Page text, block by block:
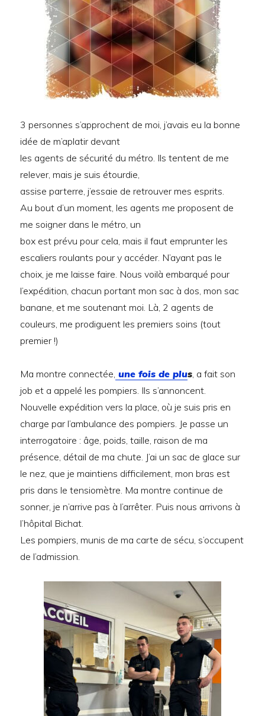
3 personnes s’approchent de moi, j’avais eu la bonne
idée de m’aplatir devant
les agents de sécurité du métro. Ils tentent de me
relever, mais je suis étourdie,
assise parterre, j’essaie de retrouver mes esprits.
Au bout d’un moment, les agents me proposent de
me soigner dans le métro, un
box est prévu pour cela, mais il faut emprunter les
escaliers roulants pour y accéder. N’ayant pas le
choix, je me laisse faire. Nous voilà embarqué pour
l’expédition, chacun portant mon sac à dos, mon sac
banane, et me soutenant moi. Là, 2 agents de
couleurs, me prodiguent les premiers soins (tout
premier !)
Ma montre connectée, une fois de plus , a fait son
job et a appelé les pompiers. Ils s’annoncent.
Nouvelle expédition vers la place, où je suis pris en
charge par l’ambulance des pompiers. Je passe un
interrogatoire : âge, poids, taille, raison de ma
présence, détail de ma chute. J’ai un sac de glace sur
le nez, que je maintiens difficilement, mon bras est
pris dans le tensiomètre. Ma montre continue de
sonner, je n’arrive pas à l’arrêter. Puis nous arrivons à
l’hôpital Bichat.
Les pompiers, munis de ma carte de sécu, s’occupent
de l’admission.